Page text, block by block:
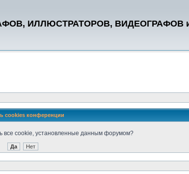
ИЛЛЮСТРАТОРОВ, ВИДЕОГРАФОВ
cookies конференции
все cookie, установленные данным форумом?